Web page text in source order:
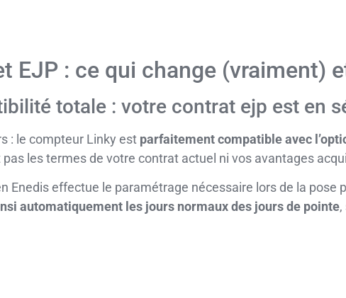
EJP : ce qui change (vraiment)
totale : votre contrat ejp est en
: le compteur Linky est parfaitement compatible avec
les termes de votre contrat actuel ni vos avantages
Enedis effectue le paramétrage nécessaire lors de la pose
automatiquement les jours normaux des jours de pointe